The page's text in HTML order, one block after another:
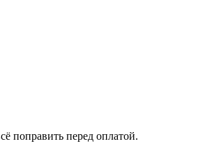
поправить перед оплатой.